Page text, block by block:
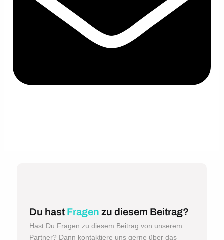
Du hast Fragen zu diesem Beitrag?
Hast Du Fragen zu diesem Beitrag von unserem
Partner? Dann kontaktiere uns gerne über das